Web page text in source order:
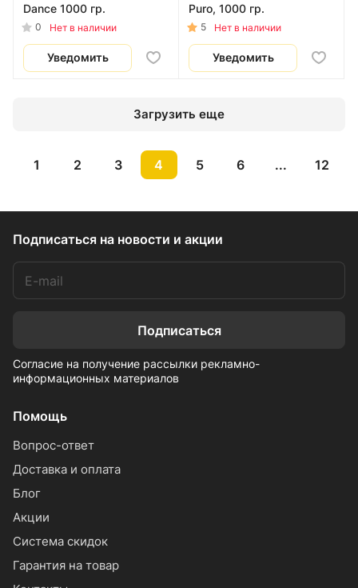
Dance 1000 гр.
0 Нет в наличии
Уведомить
Puro, 1000 гр.
5 Нет в наличии
Уведомить
Загрузить еще
1 2 3 4 5 6 ... 12
Подписаться на новости и акции
Подписаться
Согласие на получение рассылки рекламно-
информационных материалов
Помощь
Вопрос-ответ
Доставка и оплата
Блог
Акции
Система скидок
Гарантия на товар